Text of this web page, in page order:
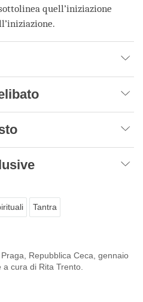
quell’iniziazione
Tantra
Repubblica Ceca, gennaio
cura di Rita Trento.